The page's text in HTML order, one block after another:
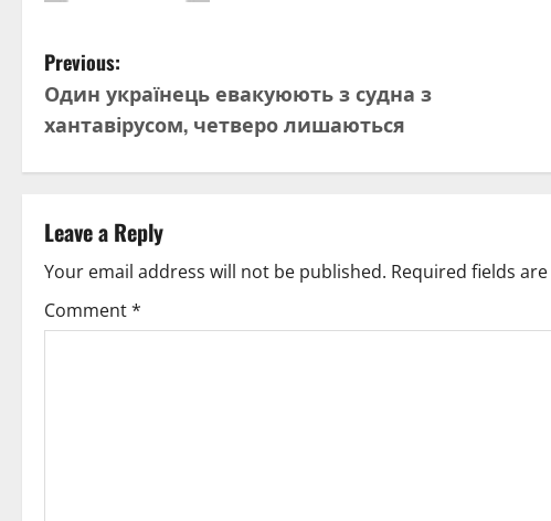
P
o
s
n
a
v
Previous:
Один українець евакуюють з судна з
хантавірусом, четверо лишаються
Leave a Reply
Your email address will not be published. Required fields
Comment*